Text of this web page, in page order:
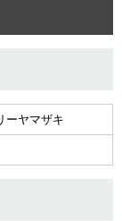
ーヤマザキ